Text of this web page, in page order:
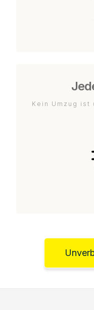
Kein Umzug ist